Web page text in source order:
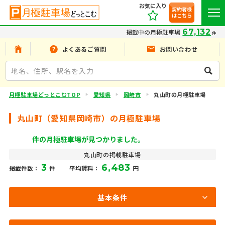
お気に入り
契約者様
はこちら
掲載中の月極駐車場 67,132 件
よくあるご質問 お問い合わせ
月極駐車場どっとこむTOP 愛知県 岡崎市 丸山町の月極駐車場
丸山町（愛知県岡崎市）の月極駐車場
件の月極駐車場が見つかりました。
丸山町の掲載駐車場
掲載件数： 3 件 平均賃料： 6,483 円
基本条件